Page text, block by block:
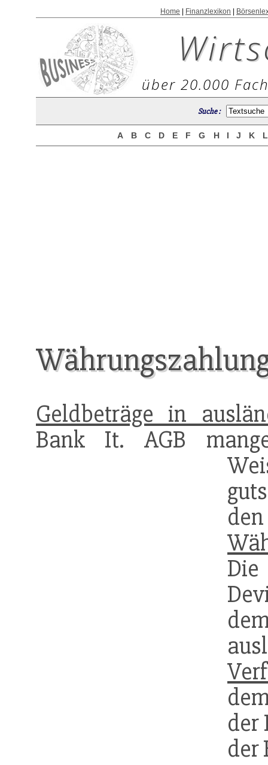
Home Finanzlexikon
über 20.000
Suche :
A B C D E F G H I J K
Geldbeträge in
Bank It. AGB
der
der